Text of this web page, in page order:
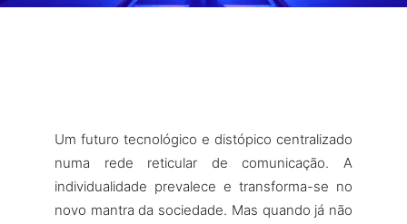
Um futuro tecnológico e distópico centralizado
numa rede reticular de comunicação. A
individualidade prevalece e transforma-se no
novo mantra da sociedade. Mas quando já não